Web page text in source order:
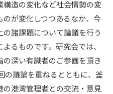
構造の変化など社会情勢の変
が変化しつつあるなか、今
諸課題について論議を行う
るものです。研究会では、
深い有識者のご参画を頂き
の議論を重ねるとともに、釜
の港湾管理者との交流・意見